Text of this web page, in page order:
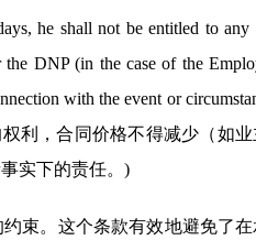
he shall not be entitled to any
DNP (in the case of the
with the event or
利，合同价格不得减少（如
实下的责任。)
束。这个条款有效地避免了